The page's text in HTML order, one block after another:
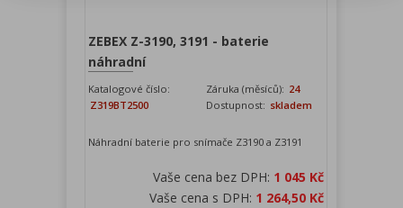
ZEBEX Z-3190, 3191 - baterie
náhradní
Katalogové číslo:
Z319BT2500
Záruka (měsíců): 24
Dostupnost: skladem
Náhradní baterie pro snímače Z3190 a Z3191
Vaše cena bez DPH: 1 045 Kč
Vaše cena s DPH: 1 264,50 Kč